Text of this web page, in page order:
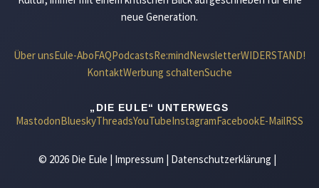
neue Generation.
Über unsEule-AboFAQPodcastsRe:mindNewsletterWIDERSTAND!
KontaktWerbung schaltenSuche
„DIE EULE“ UNTERWEGS
MastodonBlueskyThreadsYouTubeInstagramFacebookE-MailRSS
© 2026 Die Eule | Impressum Datenschutzerklärung